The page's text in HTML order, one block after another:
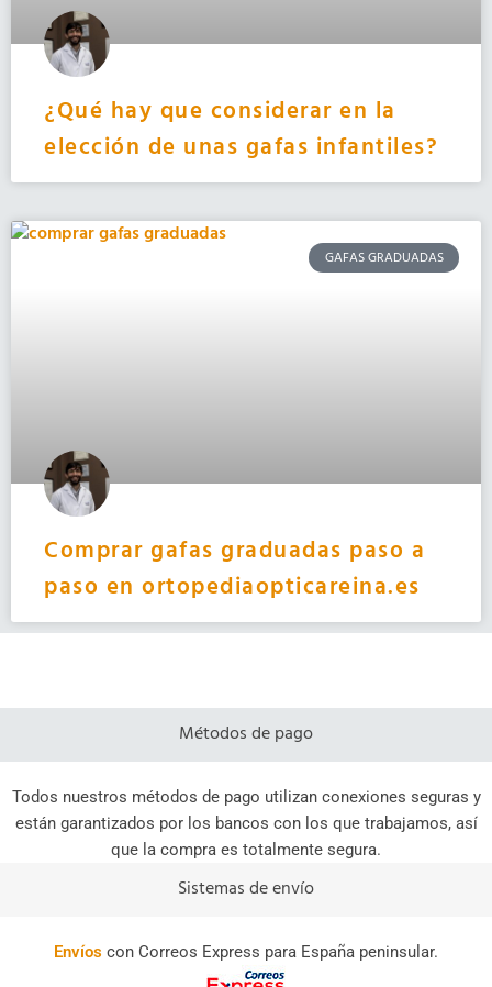
¿Qué hay que considerar en la
elección de unas gafas infantiles?
GAFAS GRADUADAS
Comprar gafas graduadas paso a
paso en ortopediaopticareina.es
Métodos de pago
Todos nuestros métodos de pago utilizan conexiones seguras y
están garantizados por los bancos con los que trabajamos, así
que la compra es totalmente segura.
Sistemas de envío
Envíos con Correos Express para España peninsular.